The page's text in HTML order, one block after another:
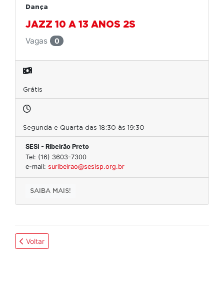
Dança
JAZZ 10 A 13 ANOS 2S
Vagas
0
Grátis
Segunda e Quarta das 18:30 às 19:30
SESI - Ribeirão Preto
Tel: (16) 3603-7300
e-mail: suribeirao@sesisp.org.br
SAIBA MAIS!
Voltar